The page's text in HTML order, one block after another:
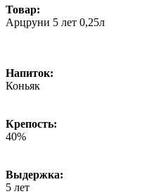
Товар:
Арцруни 5 лет 0,25л
Напиток:
Коньяк
Крепость:
40%
Выдержка:
5 лет